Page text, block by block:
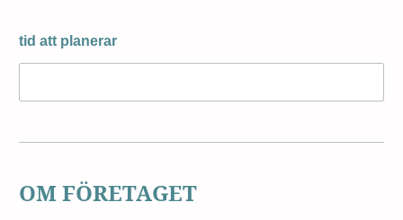
tid att planerar
OM FÖRETAGET